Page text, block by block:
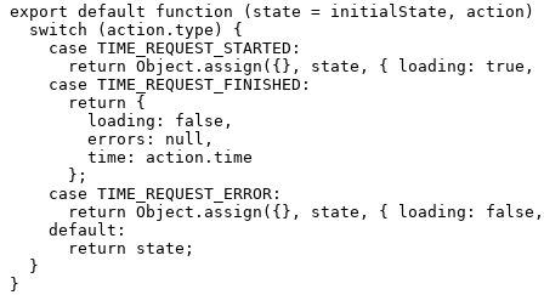
export default function (state = initialState, action)
  switch (action.type) {
    case TIME_REQUEST_STARTED:
return Object.assign({}, state, { loading: true,
    case TIME_REQUEST_FINISHED:
      return {
        loading: false,
        errors: null,
        time: action.time
      };
    case TIME_REQUEST_ERROR:
return Object.assign({}, state, { loading:
    default:
      return state;
  }
}